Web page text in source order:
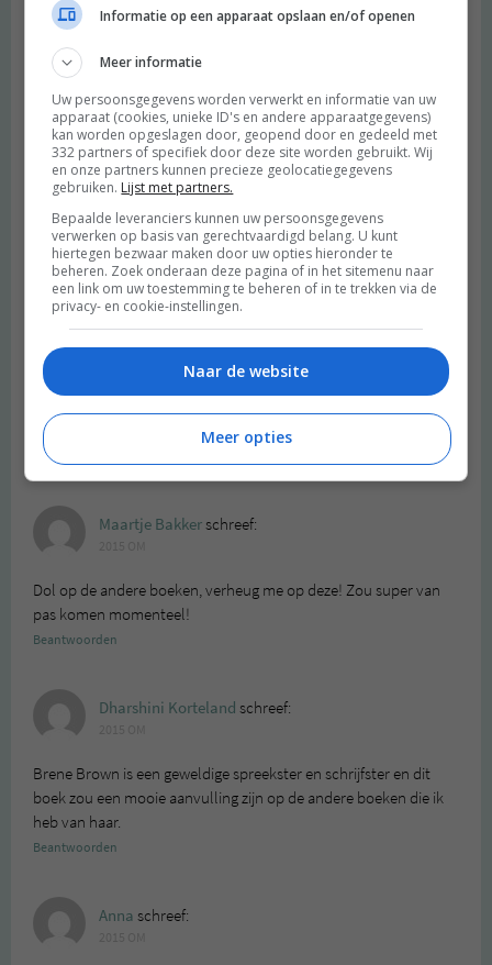
Ik doe heel graag mee! Wauw, wat lijkt me dit een fantastisch
van het mooie leven!
Shireen schreef:
2015 OM
Ik doe ook graag mee, omdat ik denk dat dit boek me nieuwe
inzichten kan geven. Ik heb nl het gevoel dat ik vast zit in het
tweede bedrijf. ;)
Beantwoorden
Jeuj! Winnen om te lezen! Ik doe graag zoooooo graag mee!
Beantwoorden
Maartje Bakkerschreef:
Dol op de andere boeken, verheug me op deze! Zou super van
pas komen momenteel!
Beantwoorden
Dharshini Korteland schreef:
Brene Brown is een geweldige spreekster en schrijfster en dit
boek zou een mooie aanvulling zijn op de andere boeken die ik
heb van haar.
Beantwoorden
Anna schreef:
Informatie op een apparaat opslaan en/of openen
Meer informatie
Uw persoonsgegevens worden verwerkt en informatie van uw
apparaat (cookies, unieke ID's en andere apparaatgegevens)
kan worden opgeslagen door, geopend door en gedeeld met
332 partners of specifiek door deze site worden gebruikt. Wij
en onze partners kunnen precieze geolocatiegegevens
gebruiken. Lijst met partners.
Bepaalde leveranciers kunnen uw persoonsgegevens
verwerken op basis van gerechtvaardigd belang. U kunt
hiertegen bezwaar maken door uw opties hieronder te
beheren. Zoek onderaan deze pagina of in het sitemenu naar
een link om uw toestemming te beheren of in te trekken via de
privacy- en cookie-instellingen.
Naar de website
Meer opties